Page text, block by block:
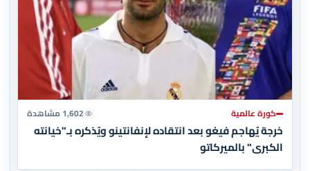
كورة عالمية 1,602 مشاهدة
خرجة يُهاجم فيغو بعد انتقاده لإنفانتينو ويُذكره بـ"خيانته
الكبرى" بالميركاتو